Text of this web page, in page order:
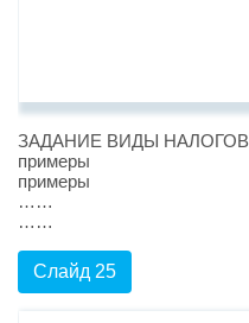
ЗАДАНИЕ ВИДЫ НАЛОГОВ
примеры
примеры
……
……
Слайд 25